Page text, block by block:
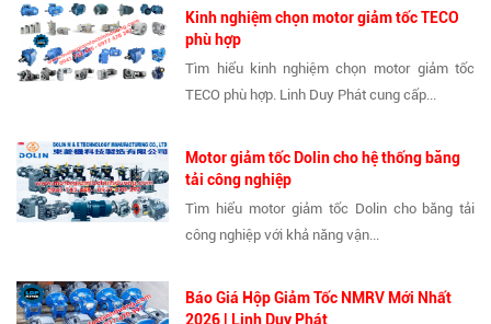
Kinh nghiệm chọn motor giảm tốc TECO
phù hợp
Tìm hiểu kinh nghiệm chọn motor giảm tốc
TECO phù hợp. Linh Duy Phát cung cấp...
Motor giảm tốc Dolin cho hệ thống băng
tải công nghiệp
Tìm hiểu motor giảm tốc Dolin cho băng tải
công nghiệp với khả năng vận...
Báo Giá Hộp Giảm Tốc NMRV Mới Nhất
2026 | Linh Duy Phát